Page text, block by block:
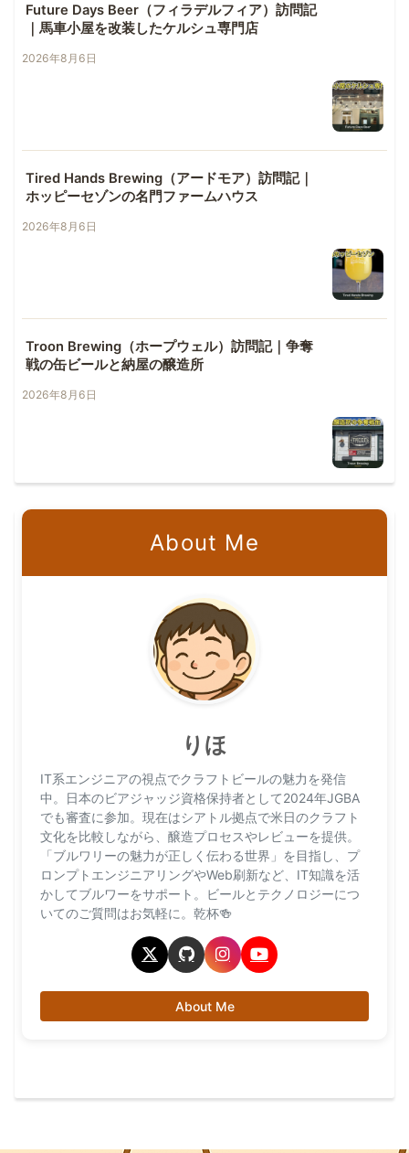
Future Days Beer（フィラデルフィア）訪問記
｜馬車小屋を改装したケルシュ専門店
2026年8月6日
Tired Hands Brewing（アードモア）訪問記｜
ホッピーセゾンの名門ファームハウス
2026年8月6日
Troon Brewing（ホープウェル）訪問記｜争奪
戦の缶ビールと納屋の醸造所
2026年8月6日
About Me
りほ
IT系エンジニアの視点でクラフトビールの魅力を発信
中。日本のビアジャッジ資格保持者として2024年JGBA
でも審査に参加。現在はシアトル拠点で米日のクラフト
文化を比較しながら、醸造プロセスやレビューを提供。
「ブルワリーの魅力が正しく伝わる世界」を目指し、プ
ロンプトエンジニアリングやWeb刷新など、IT知識を活
かしてブルワーをサポート。ビールとテクノロジーにつ
いてのご質問はお気軽に。乾杯🍻
About Me